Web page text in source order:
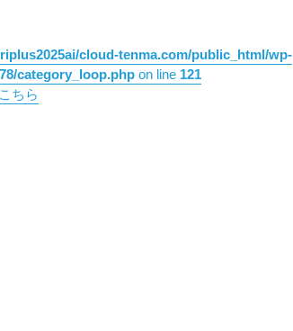
cloud-tenma.com/public_html/wp-
category_loop.phpon line 121
ちら